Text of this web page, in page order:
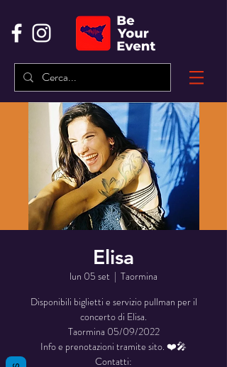
Elisa
lun 05 set
  |
Taormina
Disponibili biglietti e servizio pullman per il
concerto di Elisa.
Taormina 05/09/2022
Info e prenotazioni tramite sito. ❤️🎤
Contatti: